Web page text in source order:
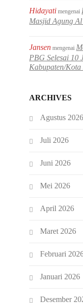
Hidayati mengenai
Masjid Agung
Jansen mengenai
PBG Selesai 10
Kabupaten/Kota
ARCHIVES
Agustus 2026
Juli 2026
Juni 2026
Mei 2026
April 2026
Maret 2026
Februari
Januari 2026
Desember